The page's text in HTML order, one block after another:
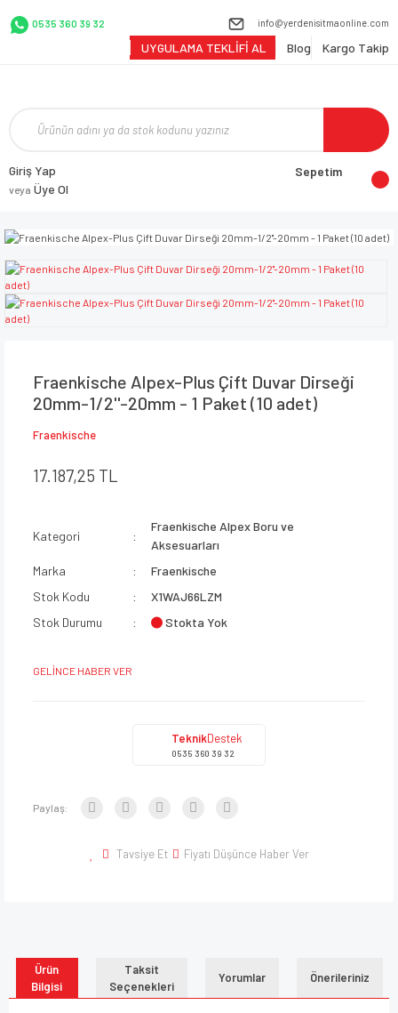
0535 360 39 32 info@yerdenisitmaonline.com
UYGULAMA TEKLİFİ AL Blog Kargo Takip
Giriş Yap
veya Üye Ol
Sepetim
Fraenkische Alpex-Plus Çift Duvar Dirseği
20mm-1/2''-20mm - 1 Paket (10 adet)
Fraenkische
17.187,25 TL
Kategori
Fraenkische Alpex Boru ve
Aksesuarları
Marka
Fraenkische
Stok Kodu
X1WAJ66LZM
Stok Durumu
Stokta Yok
GELİNCE HABER VER
TeknikDestek
0535 360 39 32
Paylaş:
Tavsiye Et Fiyatı Düşünce Haber Ver
Ürün
Bilgisi
Taksit
Seçenekleri
Yorumlar Önerileriniz